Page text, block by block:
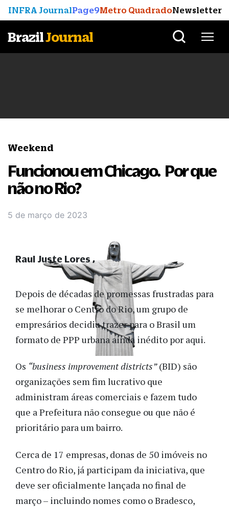
INFRA JournalPage9Metro QuadradoNewsletter
BrazilJournal
Weekend
Funcionou em Chicago. Por que
não no Rio?
5 de março de 2023
Depois de décadas de promessas frustradas para
se melhorar o Centro do Rio, um grupo de
empresários decidiu trazer para o Brasil um
formato de PPP urbana ainda inédito por aqui.
Os “business improvement districts”(BID) são
organizações sem fim lucrativo que
administram áreas comerciais e fazem tudo
que a Prefeitura não consegue ou que não é
prioritário para um bairro.
Cerca de 17 empresas, donas de 50 imóveis no
Centro do Rio, já participam da iniciativa, que
deve ser oficialmente lançada no final de
março – incluindo nomes como o Bradesco,
Raul Juste Lores